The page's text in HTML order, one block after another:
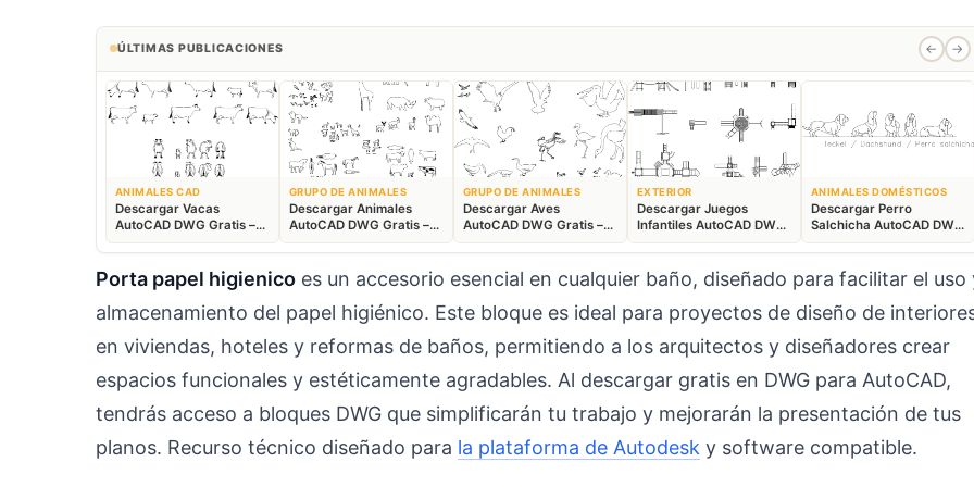
ÚLTIMAS PUBLICACIONES ← →
ANIMALES CAD
Descargar Vacas
AutoCAD DWG Gratis –
Bloques Ganaderos 2D
GRUPO DE ANIMALES
Descargar Animales
AutoCAD DWG Gratis –
Fauna 2D CAD
GRUPO DE ANIMALES
Descargar Aves
AutoCAD DWG Gratis –
Bloques Animales 2D
EXTERIOR
Descargar Juegos
Infantiles AutoCAD DWG
Gratis – Parque 2D
ANIMALES DOMÉSTICOS
Descargar Perro
Salchicha AutoCAD DWG
Gratis – Bloque 2D
Porta papel higienico es un accesorio esencial en cualquier baño, diseñado para facilitar el uso
almacenamiento del papel higiénico. Este bloque es ideal para proyectos de diseño de
en viviendas, hoteles y reformas de baños, permitiendo a los arquitectos y diseñadores crear
espacios funcionales y estéticamente agradables. Al descargar gratis en DWG para AutoCAD,
tendrás acceso a bloques DWG que simplificarán tu trabajo y mejorarán la presentación de tus
planos. Recurso técnico diseñado para la plataforma de Autodesk y software compatible.